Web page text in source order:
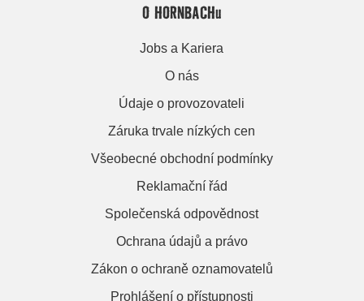
O HORNBACHu
Jobs a Kariera
O nás
Údaje o provozovateli
Záruka trvale nízkých cen
Všeobecné obchodní podmínky
Reklamační řád
Společenská odpovědnost
Ochrana údajů a právo
Zákon o ochraně oznamovatelů
Prohlášení o přístupnosti